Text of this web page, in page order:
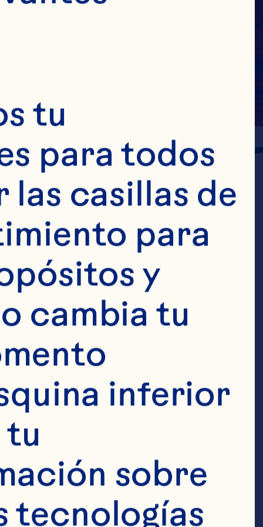
Destacado
tu
para todos
las casillas de
para
y
cambia tu
inferior
tu
sobre
tecnologías